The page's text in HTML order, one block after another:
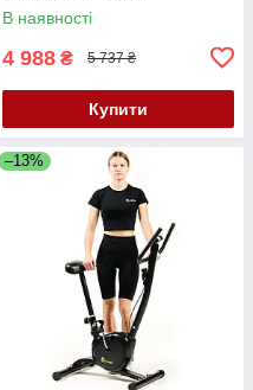
В наявності
4 988 ₴ 5 737 ₴
Купити
–13%